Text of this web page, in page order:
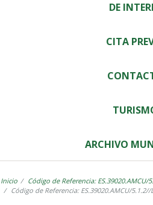
DE
CITA
ARCHIVO
Inicio
Código de Referencia: ES.39020.AMCU/
Código de Referencia: ES.39020.AMCU/